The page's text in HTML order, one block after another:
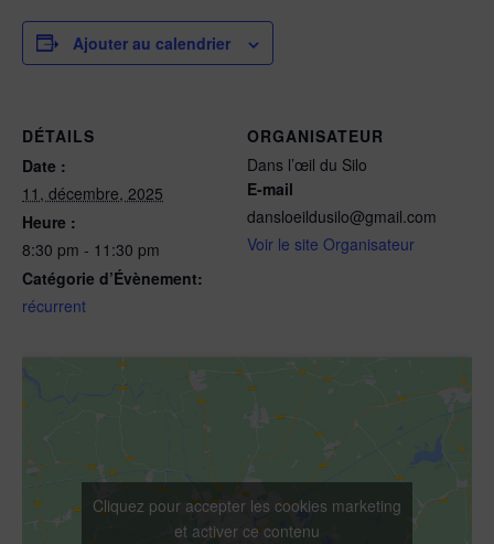
Ajouter au calendrier
DÉTAILS
Date :
11, décembre, 2025
Heure :
8:30 pm - 11:30 pm
Catégorie d’Évènement:
récurrent
ORGANISATEUR
Dans l’œil du Silo
E-mail
dansloeildusilo@gmail.com
Voir le site Organisateur
Cliquez pour accepter les cookies marketing
et activer ce contenu